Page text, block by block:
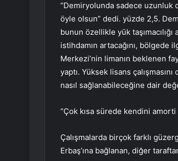
“Demiryolunda sadece uzunluk
öyle olsun” dedi. yüzde 2,5.
bunun özellikle yük
istihdamın artacağını,
Merkezi’nin limanın beklenen
yaptı. Yüksek lisans
nasıl sağlanabileceğine dair
“Çok kısa sürede kendini
Çalışmalarda birçok farklı
Erbaş’ına bağlanan, diğer